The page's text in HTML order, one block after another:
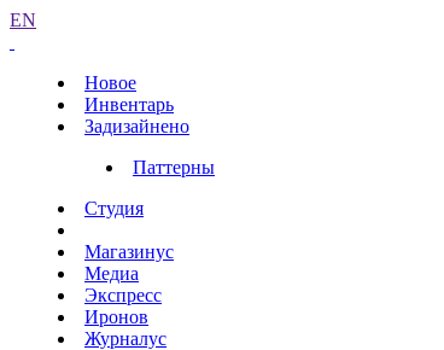
EN
Новое
Инвентарь
Задизайнено
Паттерны
Студия
Магазинус
Медиа
Экспресс
Иронов
Журналус